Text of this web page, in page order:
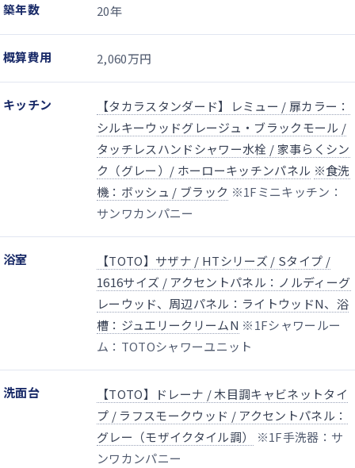
築年数 20年
概算費用 2,060万円
キッチン
【タカラスタンダード】レミュー / 扉カラー：
シルキーウッドグレージュ・ブラックモール /
タッチレスハンドシャワー水栓 / 家事らくシン
ク（グレー）/ ホーローキッチンパネル ※食洗
機：ボッシュ / ブラック ※1Fミニキッチン：
サンワカンパニー
浴室
【TOTO】サザナ / HTシリーズ / Sタイプ /
1616サイズ / アクセントパネル：ノルディーグ
レーウッド、周辺パネル：ライトウッドN、浴
槽：ジュエリークリームN ※1Fシャワールー
ム：TOTOシャワーユニット
洗面台
【TOTO】ドレーナ / 木目調キャビネットタイ
プ / ラフスモークウッド / アクセントパネル：
グレー（モザイクタイル調）
※1F手洗器：サ
ンワカンパニー